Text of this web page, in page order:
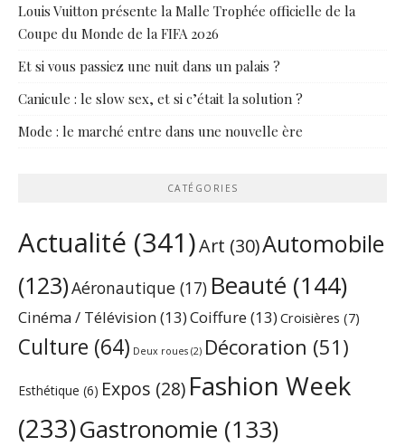
Louis Vuitton présente la Malle Trophée officielle de la
Coupe du Monde de la FIFA 2026
Et si vous passiez une nuit dans un palais ?
Canicule : le slow sex, et si c’était la solution ?
Mode : le marché entre dans une nouvelle ère
CATÉGORIES
Actualité (341)Art (30)Automobile
(123)Aéronautique (17) Beauté (144)
Cinéma / Télévision(13)Coiffure(13) Croisières (7)
Culture (64) Deux roues (2) Décoration (51)
Esthétique (6) Expos (28) Fashion Week
(233)Gastronomie (133)